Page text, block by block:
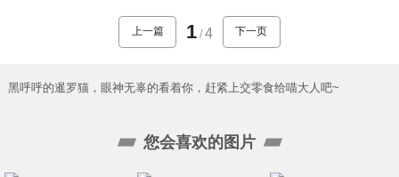
上一篇 1 /4 下一页
黑呼呼的暹罗猫，眼神无辜的看着你，赶紧上交零食给喵大人吧~
您会喜欢的图片